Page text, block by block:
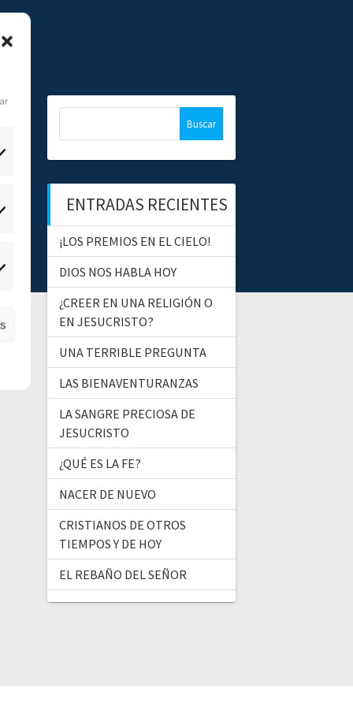
a
:
ENTRADAS RECIENTES
¡LOS PREMIOS EN EL CIELO!
DIOS NOS HABLA HOY
¿CREER EN UNA RELIGIÓN O
EN JESUCRISTO?
UNA TERRIBLE PREGUNTA
LAS BIENAVENTURANZAS
LA SANGRE PRECIOSA DE
JESUCRISTO
¿QUÉ ES LA FE?
NACER DE NUEVO
CRISTIANOS DE OTROS
TIEMPOS Y DE HOY
EL REBAÑO DEL SEÑOR